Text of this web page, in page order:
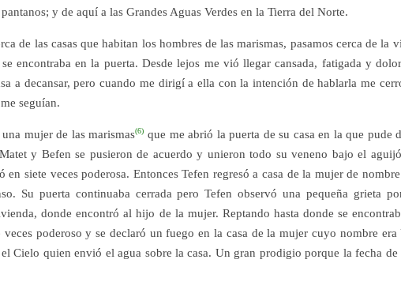
y de aquí a las Grandes Aguas Verdes en la Tierra del Norte.
de las casas que habitan los hombres de las marismas, pasamos cerca de la
encontraba en la puerta. Desde lejos me vió llegar cansada, fatigada y
a decansar, pero cuando me dirigí a ella con la intención de hablarla me
seguían.
mujer de las marismas(6) que me abrió la puerta de su casa en la que pude
y Befen se pusieron de acuerdo y unieron todo su veneno bajo el
siete veces poderosa. Entonces Tefen regresó a casa de la mujer de
Su puerta continuaba cerrada pero Tefen observó una pequeña grieta
donde encontró al hijo de la mujer. Reptando hasta donde se
poderoso y se declaró un fuego en la casa de la mujer cuyo nombre era
Cielo quien envió el agua sobre la casa. Un gran prodigio porque la fecha de